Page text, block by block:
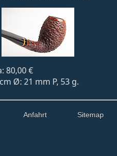
80,00 €
Ø: 21 mm P, 53 g.
Anfahrt Sitemap